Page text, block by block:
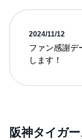
2024/11/12
ファン感謝デ
します！
阪神タイガ